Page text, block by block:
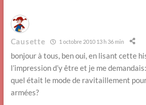
Causette 1 octobre 2010 13 h 36 min
bonjour à tous, ben oui, en lisant cette
l’impression d’y être et je me demandais:
quel était le mode de ravitaillement
armées?